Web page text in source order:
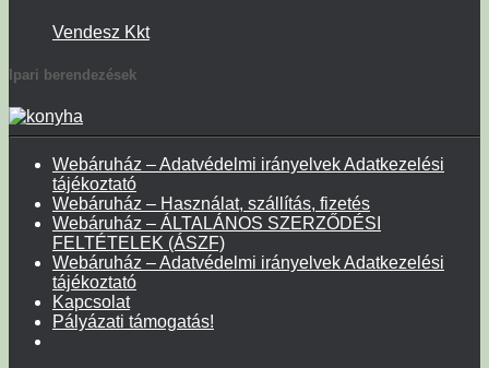
Vendesz Kkt
Ipari berendezések
Webáruház – Adatvédelmi irányelvek Adatkezelési
tájékoztató
Webáruház – Használat, szállítás, fizetés
Webáruház – ÁLTALÁNOS SZERZŐDÉSI
FELTÉTELEK (ÁSZF)
Webáruház – Adatvédelmi irányelvek Adatkezelési
tájékoztató
Kapcsolat
Pályázati támogatás!